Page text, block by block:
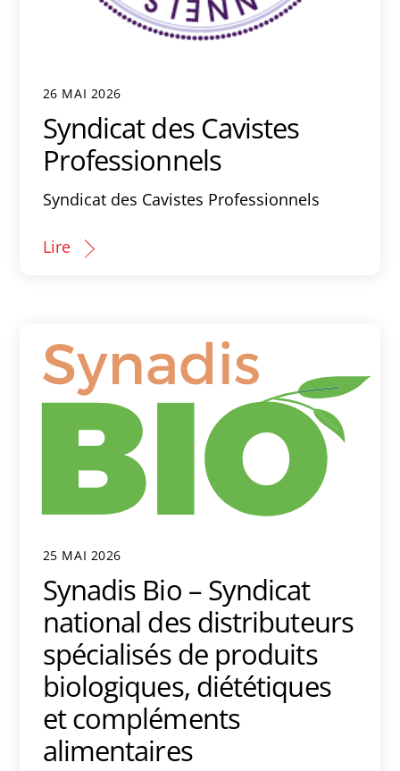
26 MAI 2026
Syndicat des Cavistes
Professionnels
Syndicat des Cavistes Professionnels
Lire
25 MAI 2026
Synadis Bio – Syndicat
national des distributeurs
spécialisés de produits
biologiques, diététiques
et compléments
alimentaires